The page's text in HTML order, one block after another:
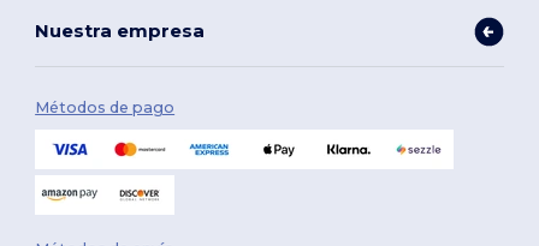
Nuestra empresa
Métodos de pago